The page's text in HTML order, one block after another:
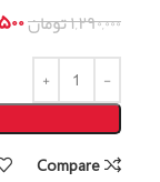
۱,۲۹۰,۰۰۰تومان
Compare